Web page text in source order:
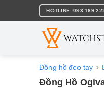
nội
HOTLINE:
Đồng hồ đeo tay
Đồng Hồ